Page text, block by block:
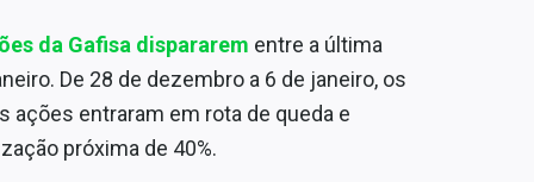
da Gafisa dispararem entre a última
De 28 de dezembro a 6 de janeiro, os
ações entraram em rota de queda e
próxima de 40%.